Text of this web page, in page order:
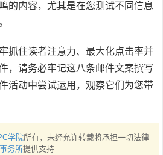
的内容，尤其是在您测试不同信息
抓住读者注意力、最大化点击率并
，请务必牢记这八条邮件文案撰写
活动中尝试运用，观察它们为您带
学院所有，未经允许转载将承担一切法律
务所提供支持